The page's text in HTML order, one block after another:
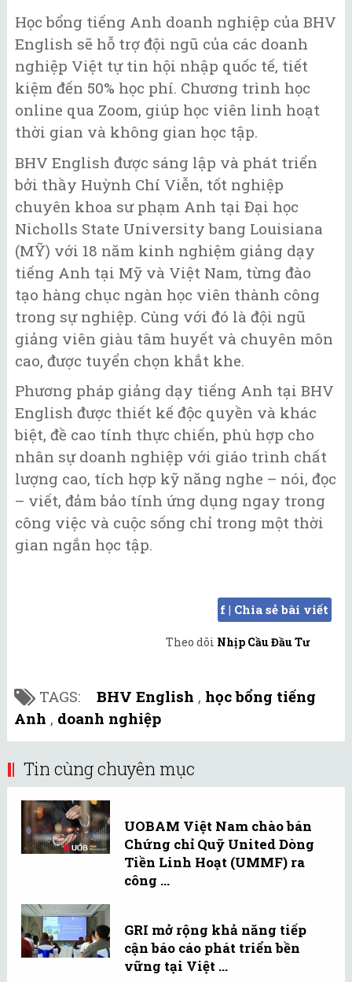
Học bổng tiếng Anh doanh nghiệp của BHV
English sẽ hỗ trợ đội ngũ của các doanh
nghiệp Việt tự tin hội nhập quốc tế, tiết
kiệm đến 50% học phí. Chương trình học
online qua Zoom, giúp học viên linh hoạt
thời gian và không gian học tập.
BHV English được sáng lập và phát triển
bởi thầy Huỳnh Chí Viễn, tốt nghiệp
chuyên khoa sư phạm Anh tại Đại học
Nicholls State University bang Louisiana
(MỸ) với 18 năm kinh nghiệm giảng dạy
tiếng Anh tại Mỹ và Việt Nam, từng đào
tạo hàng chục ngàn học viên thành công
trong sự nghiệp. Cùng với đó là đội ngũ
giảng viên giàu tâm huyết và chuyên môn
cao, được tuyển chọn khắt khe.
Phương pháp giảng dạy tiếng Anh tại BHV
English được thiết kế độc quyền và khác
biệt, đề cao tính thực chiến, phù hợp cho
nhân sự doanh nghiệp với giáo trình chất
lượng cao, tích hợp kỹ năng nghe – nói, đọc
– viết, đảm bảo tính ứng dụng ngay trong
công việc và cuộc sống chỉ trong một thời
gian ngắn học tập.
f | Chia sẻ bài viết
Theo dõi Nhịp Cầu Đầu Tư
TAGS: BHV English , học bổng tiếng
Anh , doanh nghiệp
Tin cùng chuyên mục
UOBAM Việt Nam chào bán
Chứng chỉ Quỹ United Dòng
Tiền Linh Hoạt (UMMF) ra
công ...
GRI mở rộng khả năng tiếp
cận báo cáo phát triển bền
vững tại Việt ...